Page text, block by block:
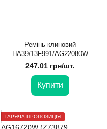
Ремінь клиновий
HA39/13F991/AG22080W
(М82461) TIMKEN BELTS
247.01 грн/шт.
Купити
ГАРЯЧА ПРОПОЗИЦІЯ